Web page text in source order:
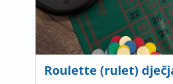
Roulette (rulet)